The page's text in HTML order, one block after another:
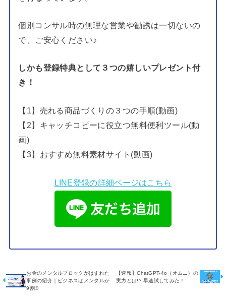
個別コンサル時の無理な営業や勧誘は一切ないの
で、ご安心ください♪
しかも登録特典として３つの嬉しいプレゼント付
き！
【1】売れる商品づくりの３つの手順(動画)
【2】キャッチコピーに役立つ無料便利ツール(動
画)
【3】おすすめ無料素材サイト(動画)
LINE登録の詳細ページはこちら
お金のメンタルブロックがはずれた
事例の紹介｜ビジネスはメンタルが
9割®︎
【速報】ChatGPT-4o（オムニ）の
実力とは!? 早速試してみた！